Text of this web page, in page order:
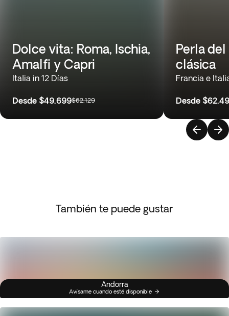
Dolce vita: Roma, Ischia,
Amalfi y Capri
Italia in 12 Días
Desde $49,699$62,129
Perla
clásica
Francia e
Desde
También te puede gustar
Andorra
Avísame cuando esté disponible